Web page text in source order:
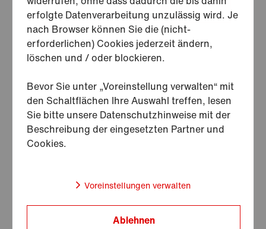
Alle Tätigkeiten anzeigen
.
erfolgte Datenverarbeitung unzulässig wird. Je
nach Browser können Sie die (nicht-
erforderlichen) Cookies jederzeit ändern,
löschen und / oder blockieren.
Bevor Sie unter „Voreinstellung verwalten“ mit
den Schaltflächen Ihre Auswahl treffen, lesen
Sie bitte unsere Datenschutzhinweise mit der
Beschreibung der eingesetzten Partner und
Cookies.
Ablehnen
Voreinstellungen verwalten